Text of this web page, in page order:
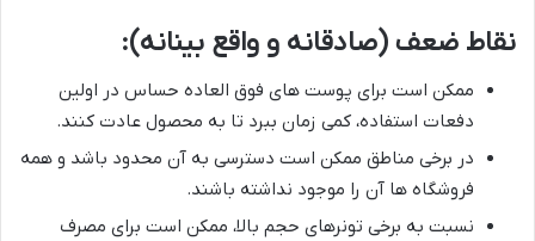
نقاط ضعف (صادقانه و واقع بینانه):
ممکن است برای پوست های فوق العاده حساس در اولین
دفعات استفاده، کمی زمان ببرد تا به محصول عادت کنند.
در برخی مناطق ممکن است دسترسی به آن محدود باشد و همه
فروشگاه ها آن را موجود نداشته باشند.
نسبت به برخی تونرهای حجم بالا، ممکن است برای مصرف